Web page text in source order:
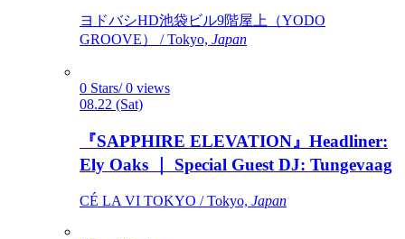
ヨドバシHD池袋ビル9階屋上（YODO
GROOVE） / Tokyo, Japan
0 Stars/ 0 views
08.22 (Sat)
『SAPPHIRE ELEVATION』Headliner:
Ely Oaks ｜ Special Guest DJ: Tungevaag
CÉ LA VI TOKYO / Tokyo, Japan